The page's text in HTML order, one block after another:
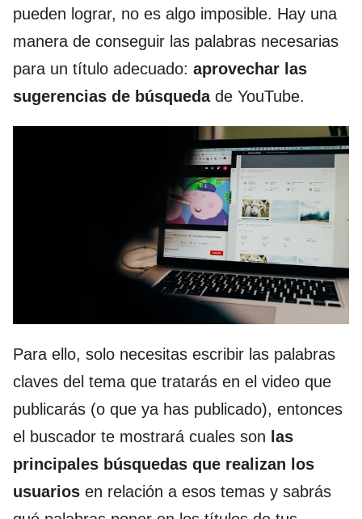
pueden lograr, no es algo imposible. Hay una
manera de conseguir las palabras necesarias
para un título adecuado: aprovechar las
sugerencias de búsquedade YouTube.
Para ello, solo necesitas escribir las palabras
claves del tema que tratarás en el video que
publicarás (o que ya has publicado), entonces
el buscador te mostrará cuales son las
principales búsquedas que realizan los
usuarios en relación a esos temas y sabrás